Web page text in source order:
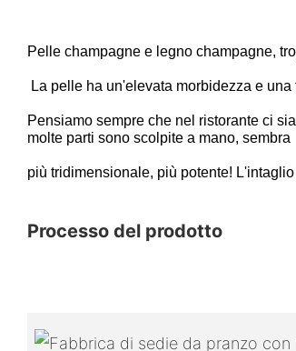
Pelle champagne e legno champagne,
La pelle ha un'elevata morbidezza e
Pensiamo sempre che nel ristorante ci
molte parti sono scolpite a mano, sembra
più tridimensionale, più potente!
Processo del prodotto